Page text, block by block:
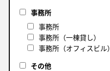
事務所
事務所
事務所（一棟貸し）
事務所（オフィスビル）
その他